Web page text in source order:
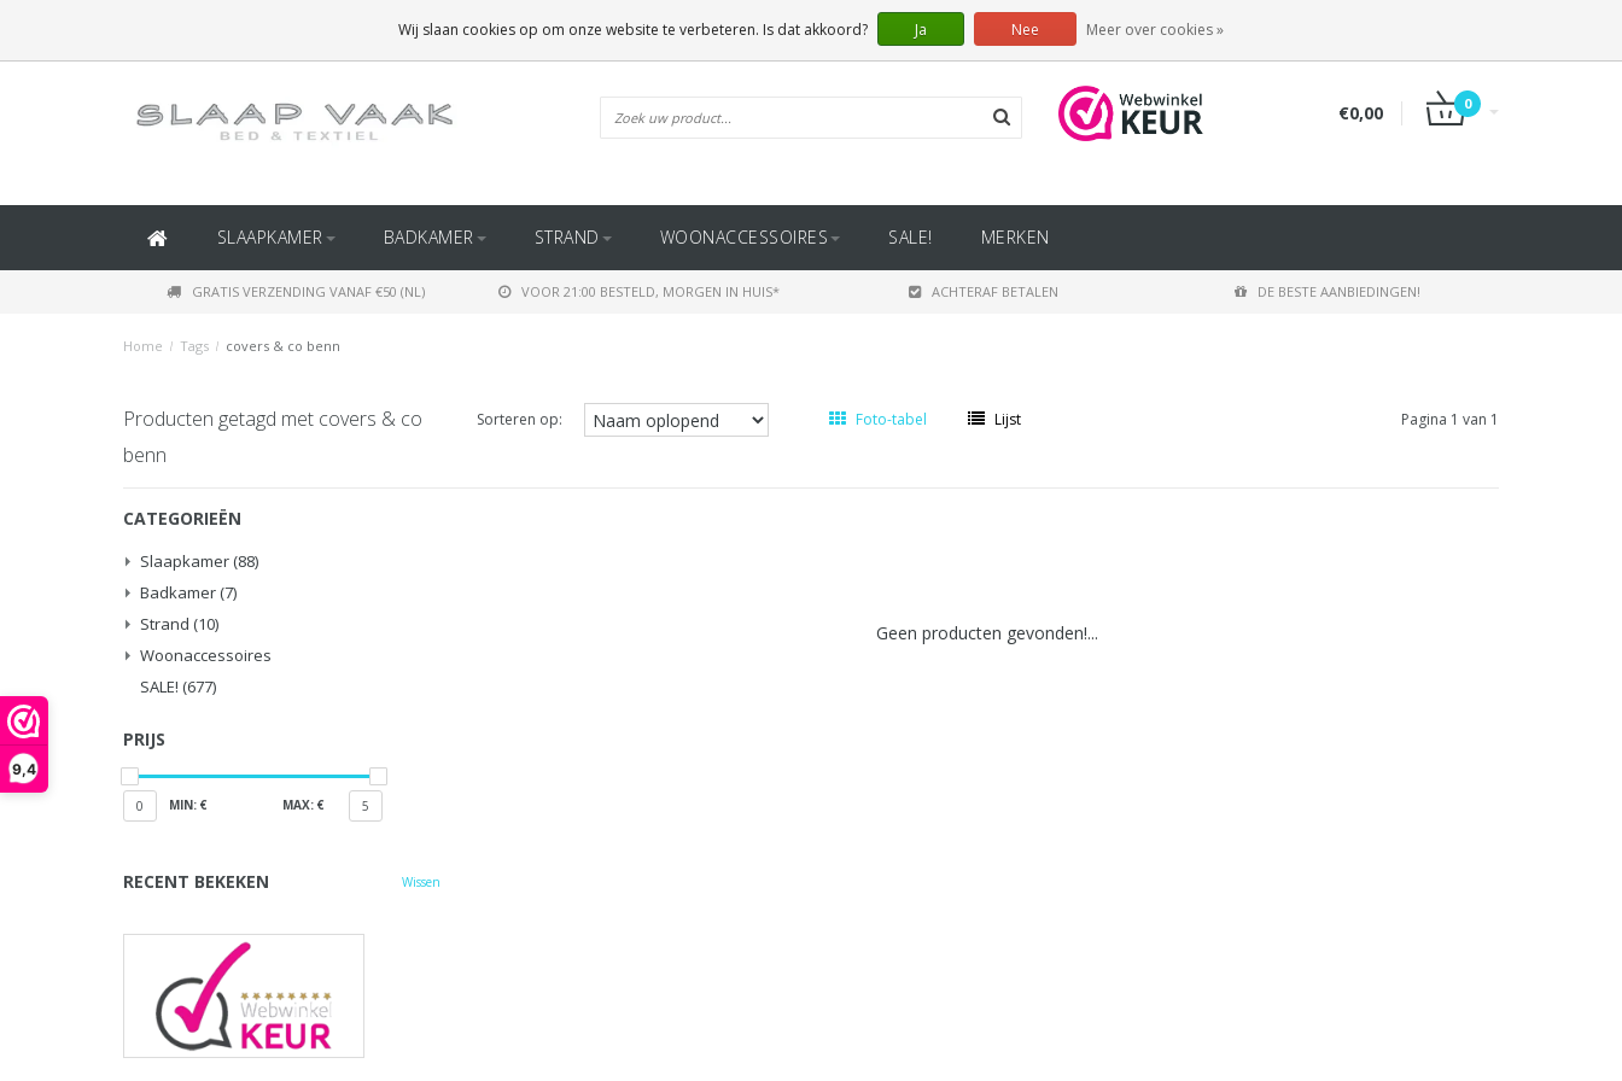
9,4
(BINNEN BELGIË)
€0,00 0
SLAAPKAMER BADKAMER STRAND WOONACCESSOIRES SALE! MERKEN
GRATIS VERZENDING VANAF €50 (NL) VOOR 21:00 BESTELD, MORGEN IN HUIS* ACHTERAF BETALEN DE BESTE AANBIEDINGEN!
Home / Tags / covers & co benn
Producten getagd met covers & co
benn
Sorteren op: Foto-tabel Lijst Pagina 1 van 1
CATEGORIEËN
Slaapkamer (88)
Badkamer (7)
Strand (10)
Woonaccessoires
SALE! (677)
PRIJS
0 MIN: € MAX: € 5
RECENT BEKEKEN Wissen
Geen producten gevonden!...
Wij slaan cookies op om onze website te verbeteren. Is dat akkoord? Ja Nee Meer over cookies »